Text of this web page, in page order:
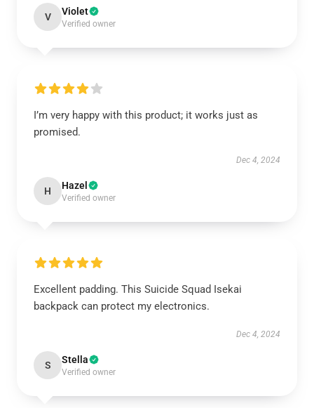
V Violet
Verified owner
I’m very happy with this product; it works just as
promised.
Dec 4, 2024
H Hazel
Verified owner
Excellent padding. This Suicide Squad Isekai
backpack can protect my electronics.
Dec 4, 2024
S Stella
Verified owner